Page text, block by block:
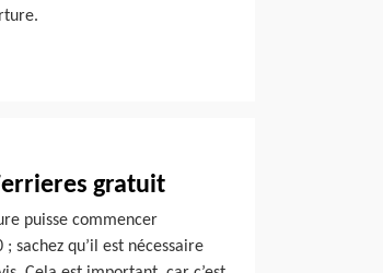
gratuit
puisse commencer
sachez qu’il est nécessaire